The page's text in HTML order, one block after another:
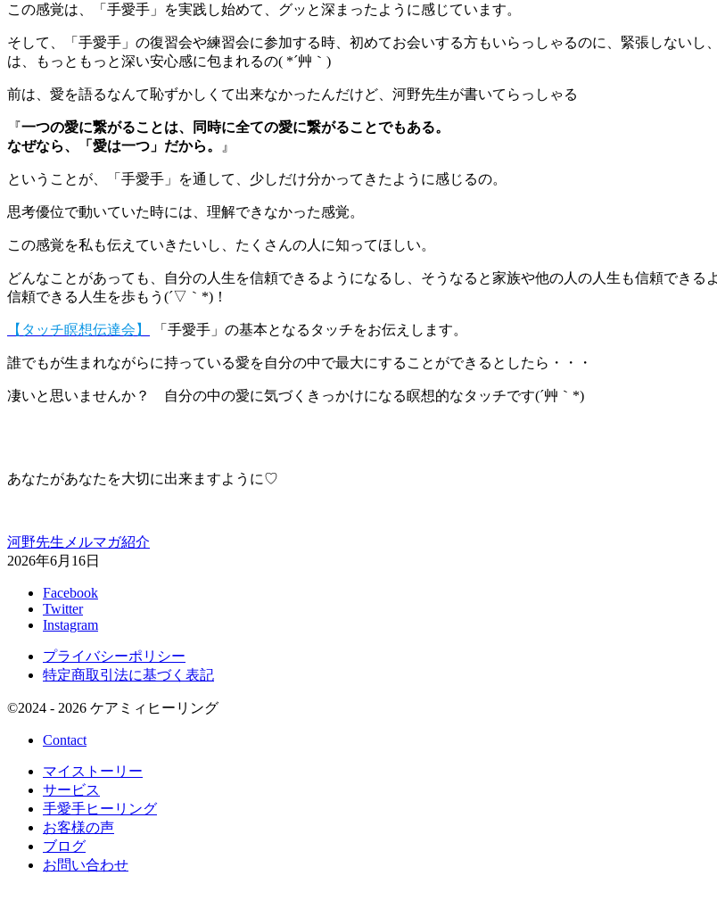
この感覚は、「手愛手」を実践し始めて、グッと深まったように感じています。
そして、「手愛手」の復習会や練習会に参加する時、初めてお会いする方もいらっしゃるのに、緊張しない
は、もっともっと深い安心感に包まれるの( *´艸｀)
前は、愛を語るなんて恥ずかしくて出来なかったんだけど、河野先生が書いてらっしゃる
『一つの愛に繋がることは、同時に全ての愛に繋がることでもある。
なぜなら、「愛は一つ」だから。
』
ということが、「手愛手」を通して、少しだけ分かってきたように感じるの。
思考優位で動いていた時には、理解できなかった感覚。
この感覚を私も伝えていきたいし、たくさんの人に知ってほしい。
どんなことがあっても、自分の人生を信頼できるようになるし、そうなると家族や他の人の人生も信頼でき
信頼できる人生を歩もう(´▽｀*)！
【タッチ瞑想伝達会】 「手愛手」の基本となるタッチをお伝えします。
誰でもが生まれながらに持っている愛を自分の中で最大にすることができるとしたら・・・
凄いと思いませんか？ 自分の中の愛に気づくきっかけになる瞑想的なタッチです(´艸｀*)
あなたがあなたを大切に出来ますように♡
河野先生メルマガ紹介
2026年6月16日
Facebook
Twitter
Instagram
プライバシーポリシー
特定商取引法に基づく表記
©2024 - 2026 ケアミィヒーリング
Contact
マイストーリー
サービス
手愛手ヒーリング
お客様の声
ブログ
お問い合わせ